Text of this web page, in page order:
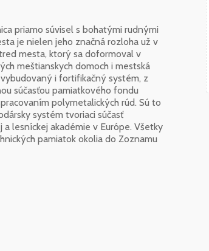
priamo súvisel s bohatými rudnými
je nielen jeho značná rozloha už v
mesta, ktorý sa doformoval v
meštianskych domoch i mestská
i fortifikačný systém, z
súčasťou pamiatkového fondu
polymetalických rúd. Sú to
systém tvoriaci súčasť
lesníckej akadémie v Európe. Všetky
pamiatok okolia do Zoznamu